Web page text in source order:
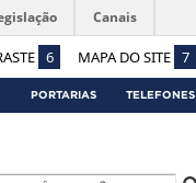
6 MAPA DO SITE 7
Canais
PORTARIAS TELEFONES